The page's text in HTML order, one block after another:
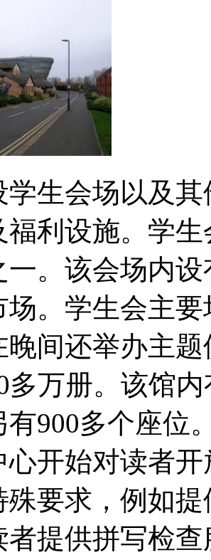
学生会场以及
福利设施。学
一。该会场内
场。学生会主
晚间还举办主
多万册。该馆
900多个座位
心开始对读者
殊要求，例如
者提供拼写检